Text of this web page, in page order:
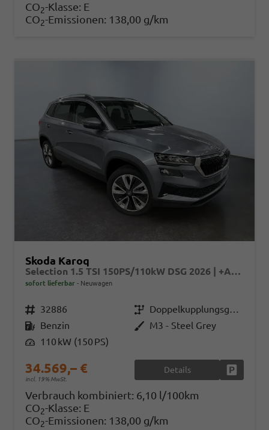
CO2-Klasse: E
CO2-Emissionen: 138,00 g/km
Skoda Karoq
Selection 1.5 TSI 150PS/110kW DSG 2026 | +AHK +TravelAssist +RFK & Parksensoren
sofort lieferbar Neuwagen
Fahrzeugnr. 32886 Getriebe
Doppelkupplungsgetriebe (DSG)
Kraftstoff Benzin AußenfarbeM3 - Steel Grey
Leistung 110 kW (150 PS)
34.569,– €
incl. 19% MwSt.
Details
Verbrauch kombiniert: 6,10 l/100km
CO2-Klasse: E
CO2-Emissionen: 138,00 g/km